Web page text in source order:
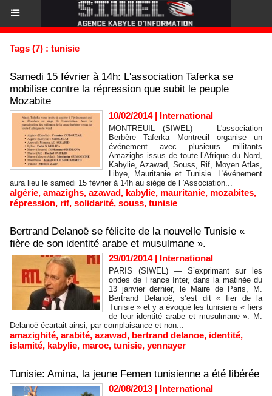
Tags (7) : tunisie
Samedi 15 février à 14h: L'association Taferka se
mobilise contre la répression que subit le peuple
Mozabite
10/02/2014| International
MONTREUIL (SIWEL) — L'association
Berbère Taferka Montreuil organise un
événement avec plusieurs militants
Amazighs issus de toute l’Afrique du Nord,
Kabylie, Azawad, Souss, Rif, Moyen Atlas,
Libye, Mauritanie et Tunisie. L'événement
aura lieu le samedi 15 février à 14h au siège de l 'Association...
algérie, amazighs, azawad, kabylie, mauritanie, mozabites,
répression, rif, solidarité, souss, tunisie
Bertrand Delanoë se félicite de la nouvelle Tunisie «
fière de son identité arabe et musulmane ».
29/01/2014| International
PARIS (SIWEL) — S’exprimant sur les
ondes de France Inter, dans la matinée du
13 janvier dernier, le Maire de Paris, M.
Bertrand Delanoë, s’est dit « fier de la
Tunisie » et y a évoqué les tunisiens « fiers
de leur identité arabe et musulmane ». M.
Delanoë écartait ainsi, par complaisance et non...
amazighité, arabité, azawad, bertrand delanoe, identité,
islamité, kabylie, maroc, tunisie, yennayer
Tunisie: Amina, la jeune Femen tunisienne a été libérée
02/08/2013 | International